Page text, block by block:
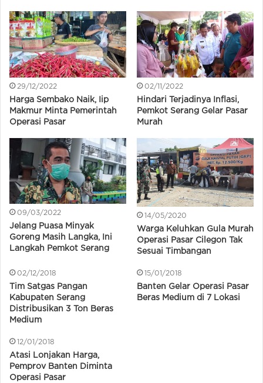
29/12/2022
Harga Sembako Naik, Iip
Makmur Minta Pemerintah
Operasi Pasar
02/11/2022
Hindari Terjadinya Inflasi,
Pemkot Serang Gelar Pasar
Murah
09/03/2022
Jelang Puasa Minyak
Goreng Masih Langka, Ini
Langkah Pemkot Serang
14/05/2020
Warga Keluhkan Gula Murah
Operasi Pasar Cilegon Tak
Sesuai Timbangan
02/12/2018
Tim Satgas Pangan
Kabupaten Serang
Distribusikan 3 Ton Beras
Medium
15/01/2018
Banten Gelar Operasi Pasar
Beras Medium di 7 Lokasi
12/01/2018
Atasi Lonjakan Harga,
Pemprov Banten Diminta
Operasi Pasar